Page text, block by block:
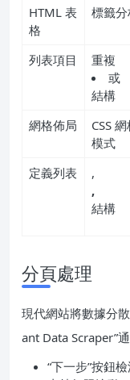
HTML 表
格
標籤分
列表項目
重複
或
結構
網格佈局
CSS
模式
定義列表
,
,
結構
分頁處理
現代網站將數據分
ant Data Scraper”
“下一步”按鈕